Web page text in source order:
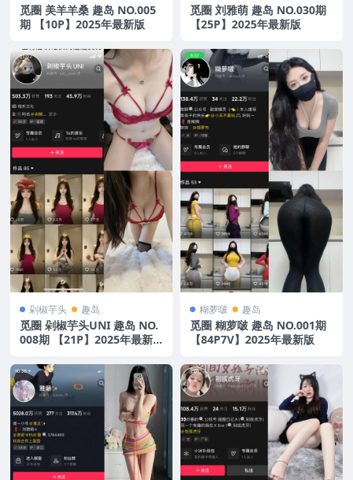
觅圈 美羊羊桑 趣岛 NO.005
期 【10P】2025年最新版
觅圈 刘雅萌 趣岛 NO.030期
【25P】2025年最新版
剁椒芋头 趣岛
觅圈 剁椒芋头UNI 趣岛 NO.
008期 【21P】2025年最新
糊萝啵 趣岛
觅圈 糊萝啵 趣岛 NO.001期
【84P7V】2025年最新版